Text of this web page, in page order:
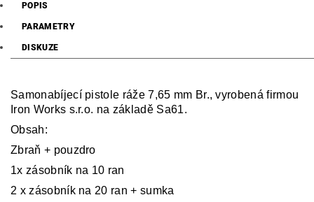
POPIS
PARAMETRY
DISKUZE
Samonabíjecí pistole ráže 7,65 mm Br., vyrobená firmou
Iron Works s.r.o. na základě Sa61.
Obsah:
Zbraň + pouzdro
1x zásobník na 10 ran
2 x zásobník na 20 ran + sumka